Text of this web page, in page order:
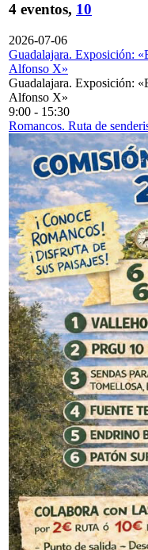
4 eventos, 10
2026-07-06
Guadalajara. Exposición:
Alfonso X»
Guadalajara. Exposición:
Alfonso X»
9:00 - 15:30
Romancos. Ruta de